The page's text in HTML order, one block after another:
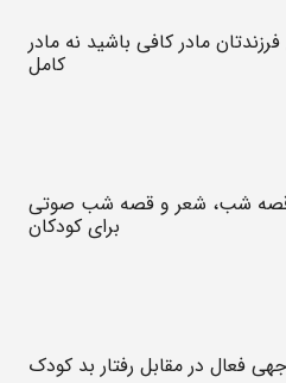
فرزندتان مادر کافی باشید نه مادر
کامل
قصه شب، شعر و قصه شب صوتی
برای کودکان
فعال در مقابل رفتار بد کودک